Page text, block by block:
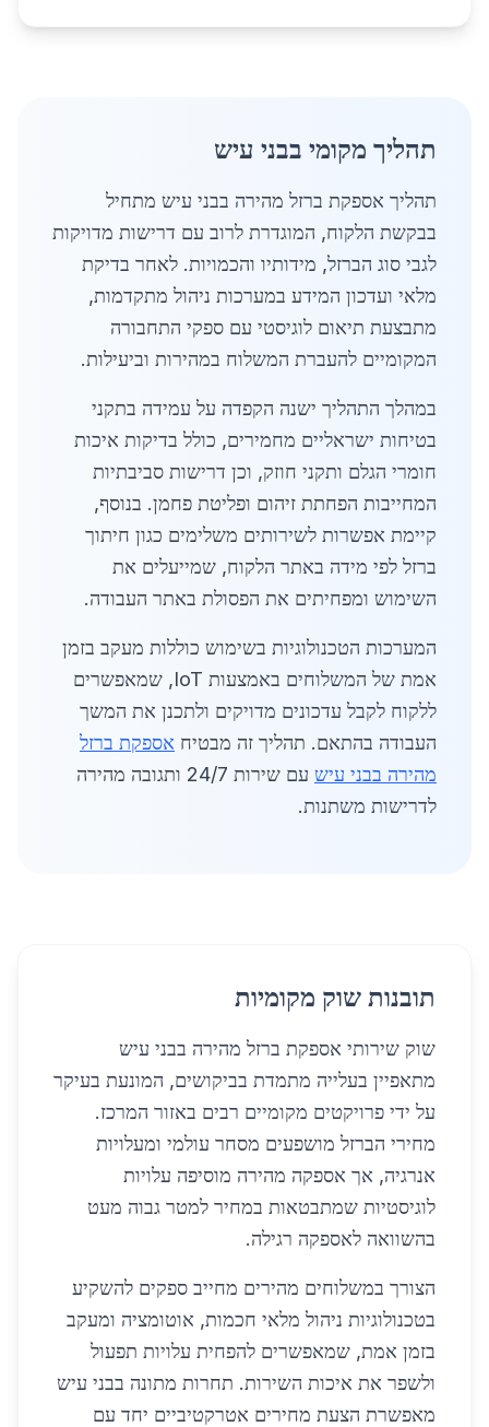
תהליך מקומי בבני עיש
תהליך אספקת ברזל מהירה בבני עיש מתחיל
בבקשת הלקוח, המוגדרת לרוב עם דרישות מדויקות
לגבי סוג הברזל, מידותיו והכמויות. לאחר בדיקת
מלאי ועדכון המידע במערכות ניהול מתקדמות,
מתבצעת תיאום לוגיסטי עם ספקי התחבורה
המקומיים להעברת המשלוח במהירות וביעילות.
במהלך התהליך ישנה הקפדה על עמידה בתקני
בטיחות ישראליים מחמירים, כולל בדיקות איכות
חומרי הגלם ותקני חוזק, וכן דרישות סביבתיות
המחייבות הפחתת זיהום ופליטת פחמן. בנוסף,
קיימת אפשרות לשירותים משלימים כגון חיתוך
ברזל לפי מידה באתר הלקוח, שמייעלים את
השימוש ומפחיתים את הפסולת באתר העבודה.
המערכות הטכנולוגיות בשימוש כוללות מעקב בזמן
אמת של המשלוחים באמצעות IoT, שמאפשרים
ללקוח לקבל עדכונים מדויקים ולתכנן את המשך
העבודה בהתאם. תהליך זה מבטיח אספקת ברזל
מהירה בבני עיש
עם שירות 24/7 ותגובה מהירה
לדרישות משתנות.
תובנות שוק מקומיות
שוק שירותי אספקת ברזל מהירה בבני עיש
מתאפיין בעלייה מתמדת בביקושים, המונעת בעיקר
על ידי פרויקטים מקומיים רבים באזור המרכז.
מחירי הברזל מושפעים מסחר עולמי ומעלויות
אנרגיה, אך אספקה מהירה מוסיפה עלויות
לוגיסטיות שמתבטאות במחיר למטר גבוה מעט
בהשוואה לאספקה רגילה.
הצורך במשלוחים מהירים מחייב ספקים להשקיע
בטכנולוגיות ניהול מלאי חכמות, אוטומציה ומעקב
בזמן אמת, שמאפשרים להפחית עלויות תפעול
ולשפר את איכות השירות. תחרות מתונה בבני עיש
מאפשרת הצעת מחירים אטרקטיביים יחד עם